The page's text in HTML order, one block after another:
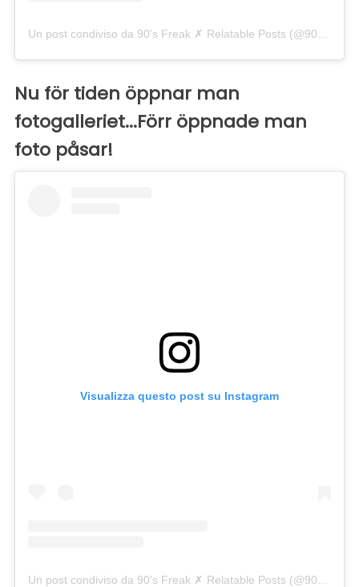
Nu för tiden öppnar man
fotogalleriet...Förr öppnade man
foto påsar!
Visualizza questo post su Instagram